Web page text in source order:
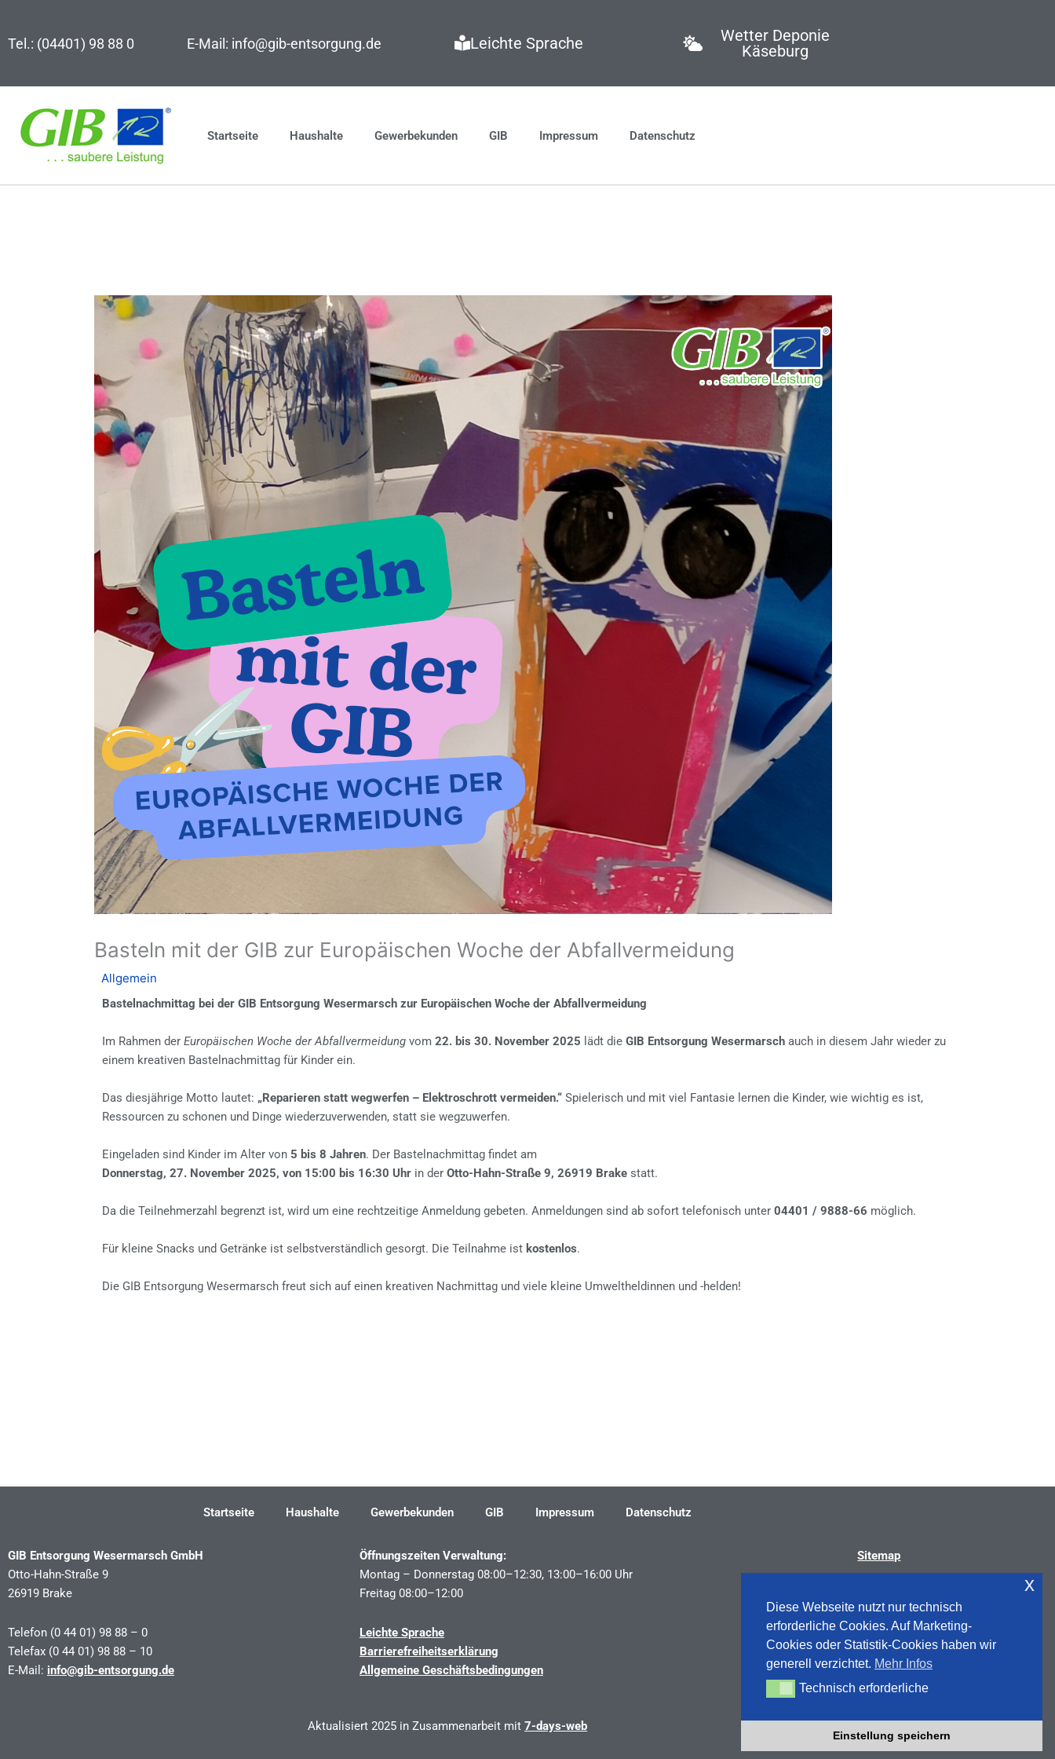
springen
Tel.: (04401) 98 88 0 E-Mail: info@gib-entsorgung.de Leichte Sprache
Wetter Deponie
Käseburg
Startseite Haushalte Gewerbekunden GIB Impressum Datenschutz
Basteln mit der GIB zur Europäischen Woche der Abfallvermeidung
/Allgemein
Bastelnachmittag bei der GIB Entsorgung Wesermarsch zur Europäischen Woche der Abfallvermeidung
Im Rahmen derEuropäischen Woche der Abfallvermeidung vom22. bis 30. November 2025 lädt dieGIB Entsorgung Wesermarsch auch in diesem Jahr wieder zu
einem kreativen Bastelnachmittag für Kinder ein.
Das diesjährige Motto lautet: „Reparieren statt wegwerfen – Elektroschrott vermeiden.“ Spielerisch und mit viel Fantasie lernen die Kinder, wie wichtig es ist,
Ressourcen zu schonen und Dinge wiederzuverwenden, statt sie wegzuwerfen.
Eingeladen sind Kinder im Alter von5 bis 8 Jahren. Der Bastelnachmittag findet am
Donnerstag, 27. November 2025, von 15:00 bis 16:30 Uhr in derOtto-Hahn-Straße 9, 26919 Brake statt.
Da die Teilnehmerzahl begrenzt ist, wird um eine rechtzeitige Anmeldung gebeten. Anmeldungen sind ab sofort telefonisch unter04401 / 9888-66 möglich.
Für kleine Snacks und Getränke ist selbstverständlich gesorgt. Die Teilnahme ist kostenlos.
Die GIB Entsorgung Wesermarsch freut sich auf einen kreativen Nachmittag und viele kleine Umweltheldinnen und -helden!
Startseite Haushalte Gewerbekunden GIB Impressum Datenschutz
GIB Entsorgung Wesermarsch GmbH
Otto-Hahn-Straße 9
26919 Brake
Telefon (0 44 01) 98 88 – 0
Telefax (0 44 01) 98 88 – 10
E-Mail: info@gib-entsorgung.de
Öffnungszeiten Verwaltung:
Montag – Donnerstag 08:00–12:30, 13:00–16:00 Uhr
Freitag 08:00–12:00
Leichte Sprache
Barrierefreiheitserklärung
Allgemeine Geschäftsbedingungen
Sitemap
Aktualisiert 2025 in Zusammenarbeit mit 7-days-web
Diese Webseite nutzt nur technisch
erforderliche Cookies. Auf Marketing-
Cookies oder Statistik-Cookies haben wir
generell verzichtet. Mehr Infos
Technisch erforderliche
Technisch erforderliche
Einstellung speichern
x